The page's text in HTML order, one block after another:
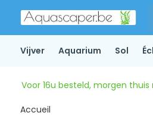
Vijver Aquarium Sol
Voor 16u besteld, morgen
Accueil